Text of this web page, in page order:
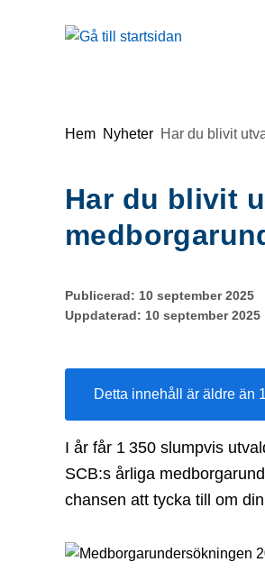
Gå till innehåll
Du är här:
Hem Nyheter Har du blivit
Har du blivit
Publicerad: 10 september 2025
Uppdaterad: 10 september 2025
Detta innehåll är äldre än
I år får 1 350 slumpvis
SCB:s årliga
chansen att tycka till om